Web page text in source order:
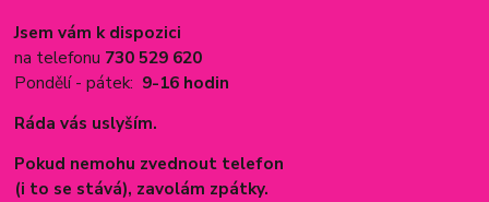
Jsem vám k dispozici
na telefonu 730 529 620
Pondělí - pátek: 9-16 hodin
Ráda vás uslyším.
Pokud nemohu zvednout telefon
(i to se stává), zavolám zpátky.